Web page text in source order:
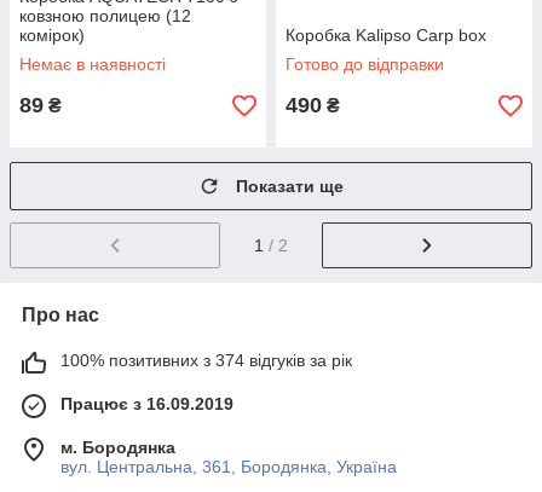
ковзною полицею (12
комірок)
Немає в наявності
89 ₴
Коробка Kalipso Carp box
Готово до відправки
490 ₴
Показати ще
1 / 2
Про нас
100% позитивних з 374 відгуків за рік
Працює з 16.09.2019
м. Бородянка
вул. Центральна, 361, Бородянка, Україна